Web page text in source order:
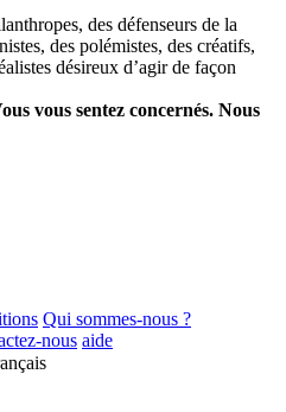
des défenseurs de la
des polémistes, des créatifs,
désireux d’agir de façon
vous sentez concernés. Nous
Qui sommes-nous ?
nous aide